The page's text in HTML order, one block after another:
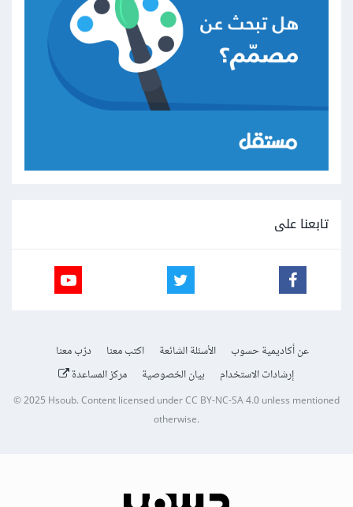
تابعنا على
عن أكاديمية حسوب الأسئلة الشائعة اكتب معنا
درّب معنا
إرشادات الاستخدام
بيان الخصوصية مركز المساعدة
© 2025Hsoub.Content licensed underCC BY-NC-SA 4.0unless mentioned
otherwise.